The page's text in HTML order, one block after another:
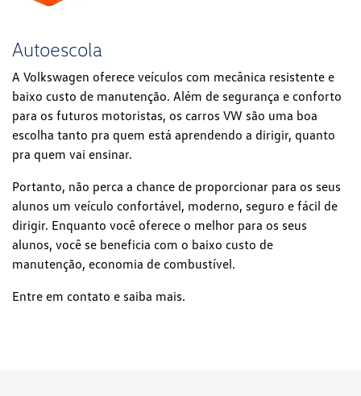
Autoescola
A Volkswagen oferece veículos com mecânica resistente e
baixo custo de manutenção. Além de segurança e conforto
para os futuros motoristas, os carros VW são uma boa
escolha tanto pra quem está aprendendo a dirigir, quanto
pra quem vai ensinar.
Portanto, não perca a chance de proporcionar para os seus
alunos um veículo confortável, moderno, seguro e fácil de
dirigir. Enquanto você oferece o melhor para os seus
alunos, você se beneficia com o baixo custo de
manutenção, economia de combustível.
Entre em contato e saiba mais.